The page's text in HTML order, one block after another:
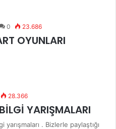
0 23.686
OYUNLARI
28.366
YARIŞMALARI
. Bizlerle paylaştığı